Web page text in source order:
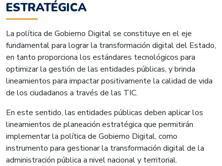
ESTRATÉGICA
La política de Gobierno Digital se constituye en el eje
fundamental para lograr la transformación digital del Estado,
en tanto proporciona los estándares tecnológicos para
optimizar la gestión de las entidades públicas, y brinda
lineamientos para impactar positivamente la calidad de vida
de los ciudadanos a través de las TIC.
En este sentido, las entidades públicas deben aplicar los
lineamientos de planeación estratégica que permitirán
implementar la política de Gobierno Digital, como
instrumento para gestionar la transformación digital de la
administración pública a nivel nacional y territorial.